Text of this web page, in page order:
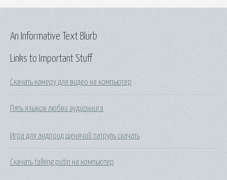
Links to Important Stuff
Скачать камеру для видео на компьютер
Пять языков любви аудиокнига
Игра для андроид щенячий патруль скачать
Скачать talking putin на компьютер
An Informative Text Blurb